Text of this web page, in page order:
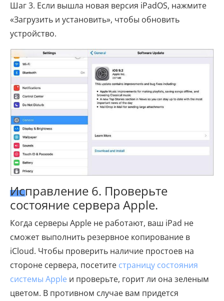
Шаг 3. Если вышла новая версия iPadOS, нажмите
«Загрузить и установить», чтобы обновить
устройство.
Исправление 6. Проверьте
состояние сервера Apple.
Когда серверы Apple не работают, ваш iPad не
сможет выполнить резервное копирование в
iCloud. Чтобы проверить наличие простоев на
стороне сервера, посетите страницу состояния
системы Apple и проверьте, горит ли она зеленым
цветом. В противном случае вам придется